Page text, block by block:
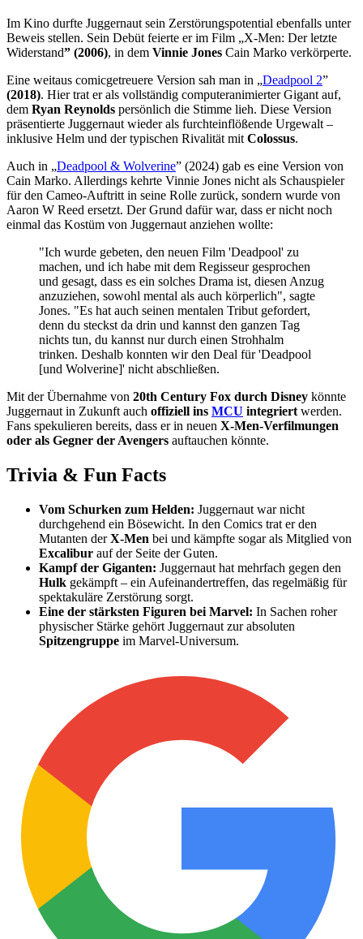
Im Kino durfte Juggernaut sein Zerstörungspotential ebenfalls unter
Beweis stellen. Sein Debüt feierte er im Film „X-Men: Der letzte
Widerstand” (2006), in dem Vinnie Jones Cain Marko verkörperte.
Eine weitaus comicgetreuere Version sah man in „Deadpool 2”
(2018). Hier trat er als vollständig computeranimierter Gigant auf,
dem Ryan Reynolds persönlich die Stimme lieh. Diese Version
präsentierte Juggernaut wieder als furchteinflößende Urgewalt –
inklusive Helm und der typischen Rivalität mit Colossus.
Auch in „Deadpool & Wolverine” (2024) gab es eine Version von
Cain Marko. Allerdings kehrte Vinnie Jones nicht als Schauspieler
für den Cameo-Auftritt in seine Rolle zurück, sondern wurde von
Aaron W Reed ersetzt. Der Grund dafür war, dass er nicht noch
einmal das Kostüm von Juggernaut anziehen wollte:
"Ich wurde gebeten, den neuen Film 'Deadpool' zu
machen, und ich habe mit dem Regisseur gesprochen
und gesagt, dass es ein solches Drama ist, diesen Anzug
anzuziehen, sowohl mental als auch körperlich", sagte
Jones. "Es hat auch seinen mentalen Tribut gefordert,
denn du steckst da drin und kannst den ganzen Tag
nichts tun, du kannst nur durch einen Strohhalm
trinken. Deshalb konnten wir den Deal für 'Deadpool
[und Wolverine]' nicht abschließen.
Mit der Übernahme von 20th Century Fox durch Disney könnte
Juggernaut in Zukunft auch offiziell ins MCU integriert werden.
Fans spekulieren bereits, dass er in neuen X-Men-Verfilmungen
oder als Gegner der Avengers auftauchen könnte.
Trivia & Fun Facts
Vom Schurken zum Helden: Juggernaut war nicht
durchgehend ein Bösewicht. In den Comics trat er den
Mutanten derX-Men bei und kämpfte sogar als Mitglied von
Excalibur auf der Seite der Guten.
Kampf der Giganten: Juggernaut hat mehrfach gegen den
Hulk gekämpft – ein Aufeinandertreffen, das regelmäßig für
spektakuläre Zerstörung sorgt.
Eine der stärksten Figuren bei Marvel: In Sachen roher
physischer Stärke gehört Juggernaut zur absoluten
Spitzengruppe im Marvel-Universum.